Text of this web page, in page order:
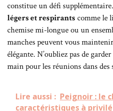
constitue un défi
légers et respirants comme le
chemise mi-longue ou un
manches peuvent vous
élégante. N’oubliez pas de
main pour les réunions dans des
Lire aussi : Peignoir : le
caractéristiques à